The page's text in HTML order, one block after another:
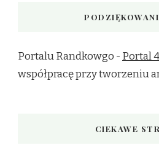
Portalu Randkowgo - Portal
współpracę przy tworzeniu
CIEKAWE